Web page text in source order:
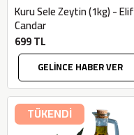
Kuru Sele Zeytin (1kg) - Elif
Candar
699 TL
GELİNCE HABER VER
TÜKENDİ